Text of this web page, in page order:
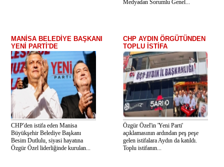
Medyadan Sorumlu Genel...
MANİSA BELEDİYE BAŞKANI
YENİ PARTİ'DE
CHP'den istifa eden Manisa
Büyükşehir Belediye Başkanı
Besim Dutlulu, siyasi hayatına
Özgür Özel liderliğinde kurulan...
CHP AYDIN ÖRGÜTÜNDEN
TOPLU İSTİFA
Özgür Özel'in 'Yeni Parti'
açıklamasının ardından peş peşe
gelen istifalara Aydın da katıldı.
Toplu istifanın...